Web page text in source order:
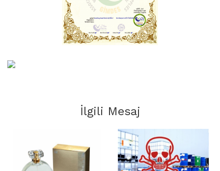
İlgili Mesaj